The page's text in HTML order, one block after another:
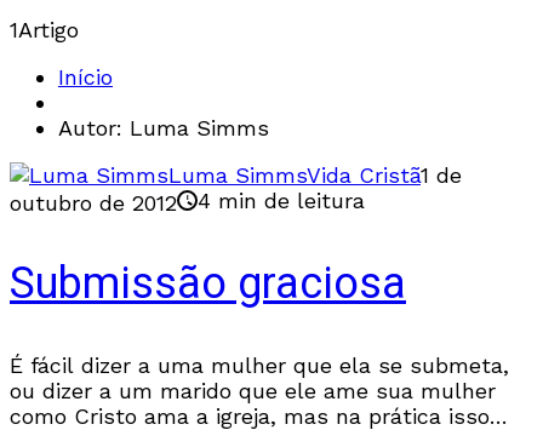
1Artigo
Início
Autor: Luma Simms
Luma SimmsVida Cristã1 de
outubro de 2012
4 min de leitura
Submissão graciosa
É fácil dizer a uma mulher que ela se submeta,
ou dizer a um marido que ele ame sua mulher
como Cristo ama a igreja, mas na prática isso